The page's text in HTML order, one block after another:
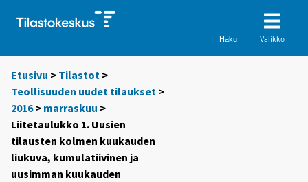
Haku Valikko
Etusivu > Tilastot >
Teollisuuden uudet tilaukset >
2016> marraskuu >
Liitetaulukko 1. Uusien
tilausten kolmen kuukauden
liukuva, kumulatiivinen ja
uusimman kuukauden